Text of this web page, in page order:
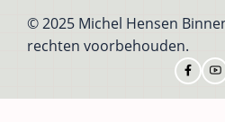
© 2025 Michel Hensen
rechten voorbehouden.